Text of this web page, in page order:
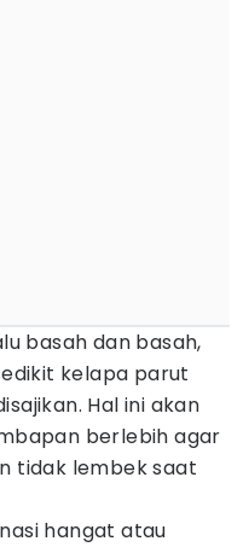
basah dan basah,
kelapa parut
Hal ini akan
berlebih agar
tidak lembek saat
hangat atau